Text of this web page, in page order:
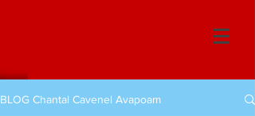
BLOG Chantal Cavenel Avapoam